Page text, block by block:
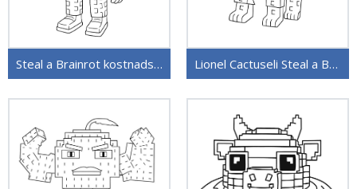
Steal a Brainrot kostnadsfritt Lionel Cactuseli Steal a Brainrot